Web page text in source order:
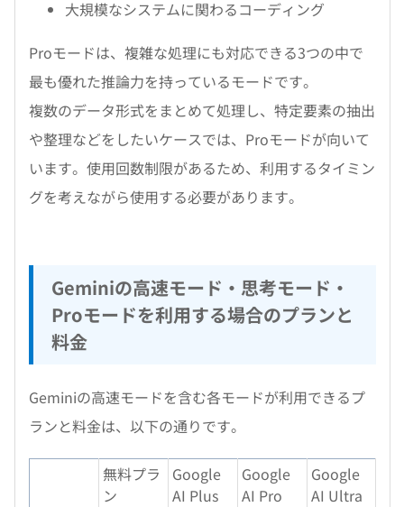
大規模なシステムに関わるコーディング
Proモードは、複雑な処理にも対応できる3つの中で
最も優れた推論力を持っているモードです。
複数のデータ形式をまとめて処理し、特定要素の抽出
や整理などをしたいケースでは、Proモードが向いて
います。使用回数制限があるため、利用するタイミン
グを考えながら使用する必要があります。
Geminiの高速モード・思考モード・
Proモードを利用する場合のプランと
料金
Geminiの高速モードを含む各モードが利用できるプ
ランと料金は、以下の通りです。
無料プラ
ン
Google
AI Plus
Google
AI Pro
Google
AI Ultra